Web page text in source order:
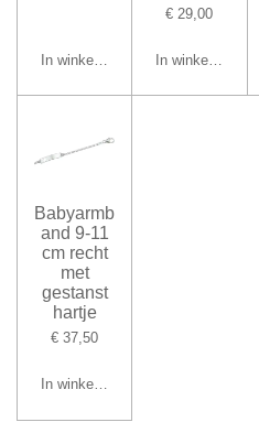
In winkelwagen
€ 29,00
In winkelwagen
Babyarmb
and 9-11
cm recht
met
gestanst
hartje
€ 37,50
In winkelwagen